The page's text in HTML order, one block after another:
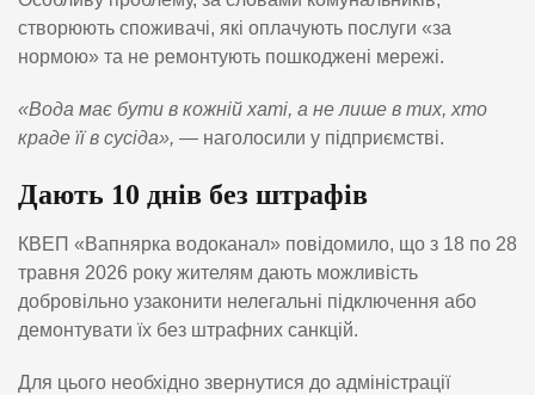
створюють споживачі, які оплачують послуги «за
нормою» та не ремонтують пошкоджені мережі.
«Вода має бути в кожній хаті, а не лише в тих, хто
краде її в сусіда», — наголосили у підприємстві.
Дають 10 днів без штрафів
КВЕП «Вапнярка водоканал» повідомило, що з 18 по 28
травня 2026 року жителям дають можливість
добровільно узаконити нелегальні підключення або
демонтувати їх без штрафних санкцій.
Для цього необхідно звернутися до адміністрації